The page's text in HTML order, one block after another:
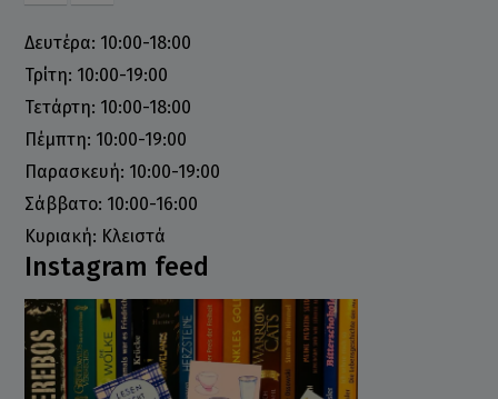
Δευτέρα: 10:00-18:00
Τρίτη: 10:00-19:00
Τετάρτη: 10:00-18:00
Πέμπτη: 10:00-19:00
Παρασκευή: 10:00-19:00
Σάββατο: 10:00-16:00
Κυριακή: Κλειστά
Instagram feed